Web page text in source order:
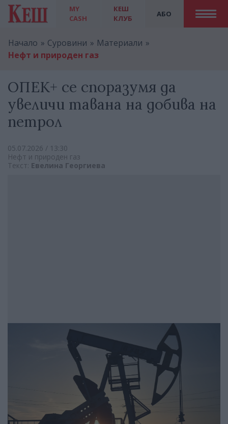
MY
CASH
АБО
КЕШ
КЛУБ
Начало Суровини
Материали
Нефт и природен газ
ОПЕК+ се споразумя да
увеличи тавана на добива на
петрол
05.07.2026 / 13:30
Нефт и природен газ
Текст: Евелина Георгиева